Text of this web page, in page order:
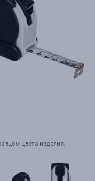
цвета изделия.